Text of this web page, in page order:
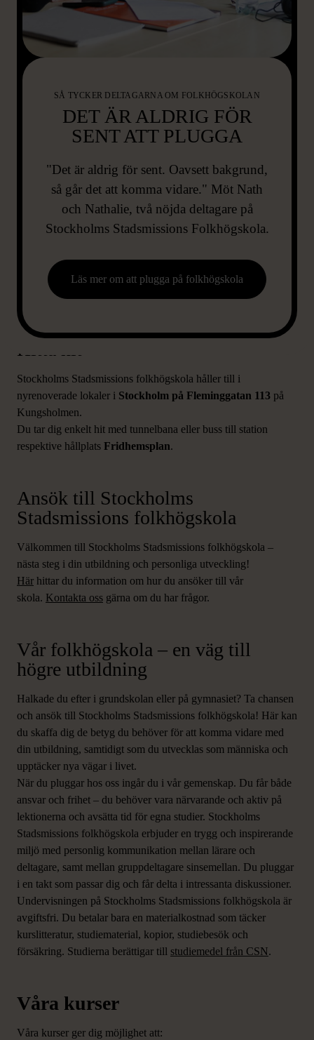
SÅ TYCKER DELTAGARNA OM FOLKHÖGSKOLAN
DET ÄR ALDRIG FÖR
SENT ATT PLUGGA
"Det är aldrig för sent. Oavsett bakgrund,
så går det att komma vidare." Möt Nath
och Nathalie, två nöjda deltagare på
Stockholms Stadsmissions Folkhögskola.
Läs mer om att plugga på folkhögskola
Hitta hit
Stockholms Stadsmissions folkhögskola håller till i
nyrenoverade lokaler i Stockholm på Fleminggatan 113 på
Kungsholmen.
Du tar dig enkelt hit med tunnelbana eller buss till station
respektive hållplats Fridhemsplan.
Ansök till Stockholms
Stadsmissions folkhögskola
Välkommen till Stockholms Stadsmissions folkhögskola –
nästa steg i din utbildning och personliga utveckling!
Här hittar du information om hur du ansöker till vår
skola. Kontakta oss gärna om du har frågor.
Vår folkhögskola – en väg till
högre utbildning
Halkade du efter i grundskolan eller på gymnasiet? Ta chansen
och ansök till Stockholms Stadsmissions folkhögskola! Här kan
du skaffa dig de betyg du behöver för att komma vidare med
din utbildning, samtidigt som du utvecklas som människa och
upptäcker nya vägar i livet.
När du pluggar hos oss ingår du i vår gemenskap. Du får både
ansvar och frihet – du behöver vara närvarande och aktiv på
lektionerna och avsätta tid för egna studier. Stockholms
Stadsmissions folkhögskola erbjuder en trygg och inspirerande
miljö med personlig kommunikation mellan lärare och
deltagare, samt mellan gruppdeltagare sinsemellan. Du pluggar
i en takt som passar dig och får delta i intressanta diskussioner.
Undervisningen på Stockholms Stadsmissions folkhögskola är
avgiftsfri. Du betalar bara en materialkostnad som täcker
kurslitteratur, studiematerial, kopior, studiebesök och
försäkring. Studierna berättigar till studiemedel från CSN.
Våra kurser
Våra kurser ger dig möjlighet att: